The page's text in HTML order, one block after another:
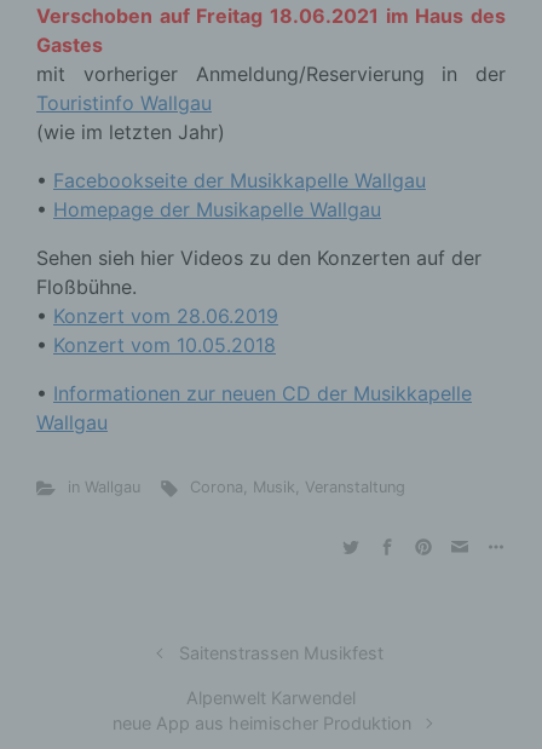
Verschoben auf Freitag 18.06.2021 im Haus des
Gastes
mit vorheriger Anmeldung/Reservierung in der
Touristinfo Wallgau
(wie im letzten Jahr)
• Facebookseite der Musikkapelle Wallgau
• Homepage der Musikapelle Wallgau
Sehen sieh hier Videos zu den Konzerten auf der
Floßbühne.
• Konzert vom 28.06.2019
• Konzert vom 10.05.2018
• Informationen zur neuen CD der Musikkapelle
Wallgau
in Wallgau Corona, Musik, Veranstaltung
Saitenstrassen Musikfest
Alpenwelt Karwendel
neue App aus heimischer Produktion